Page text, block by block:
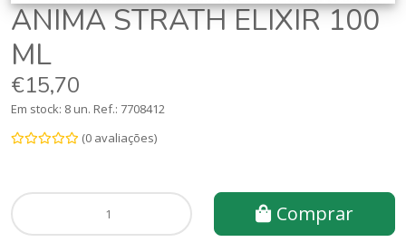
ANIMA STRATH ELIXIR 100
ML
€15,70
Em stock: 8 un. Ref.: 7708412
(0 avaliações)
Comprar